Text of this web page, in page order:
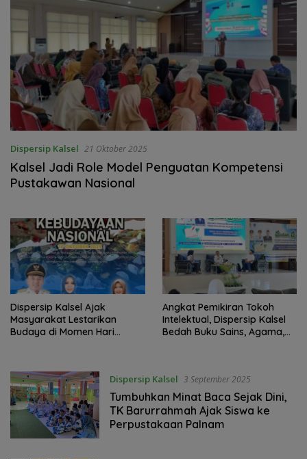
Dispersip Kalsel 21 Oktober 2025
Kalsel Jadi Role Model Penguatan Kompetensi
Pustakawan Nasional
Dispersip Kalsel Ajak
Masyarakat Lestarikan
Budaya di Momen Hari
Angkat Pemikiran Tokoh
Intelektual, Dispersip Kalsel
Bedah Buku Sains, Agama,
Dispersip Kalsel 3 September 2025
Tumbuhkan Minat Baca Sejak Dini,
TK Barurrahmah Ajak Siswa ke
Perpustakaan Palnam